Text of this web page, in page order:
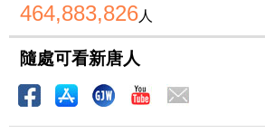
464,883,826人
隨處可看新唐人